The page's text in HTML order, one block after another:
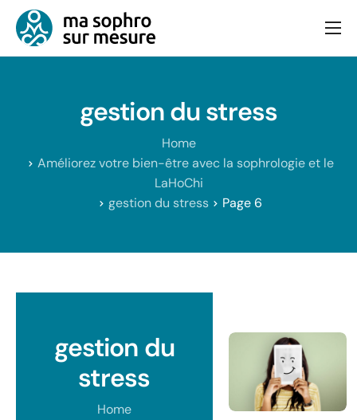
Consultation
Contact
gestion du stress
Home
Améliorez votre bien-être avec la sophrologie et le
LaHoChi
gestion du stress
Page 6
gestion du
stress
Home